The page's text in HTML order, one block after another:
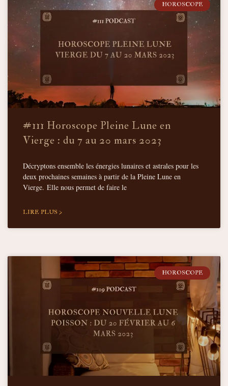
HOROSCOPE
#111 Horoscope Pleine Lune en
Vierge : du 7 au 20 mars 2023
Décryptons ensemble les énergies lunaires et astrales pour les
deux prochaines semaines à partir de la Pleine Lune en
Vierge. Elle nous permet de faire le
LIRE PLUS >
HOROSCOPE